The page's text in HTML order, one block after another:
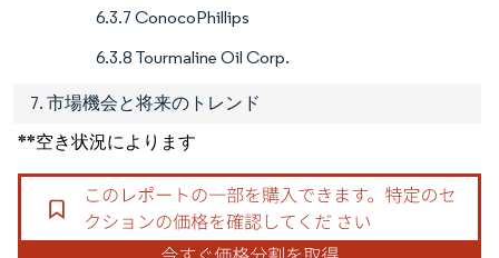
6.3.7 ConocoPhillips
6.3.8 Tourmaline Oil Corp.
7. 市場機会と将来のトレンド
**空き状況によります